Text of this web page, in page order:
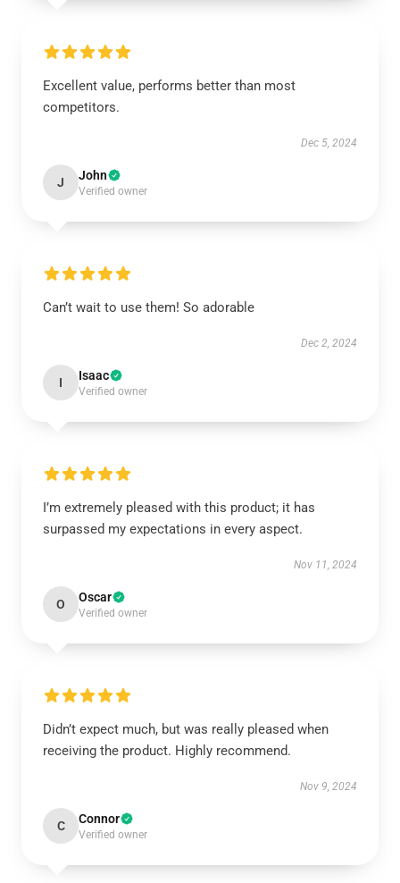
Excellent value, performs better than most
competitors.
Dec 5, 2024
J John
Verified owner
Can’t wait to use them! So adorable
Dec 2, 2024
I Isaac
Verified owner
I’m extremely pleased with this product; it has
surpassed my expectations in every aspect.
Nov 11, 2024
O Oscar
Verified owner
Didn’t expect much, but was really pleased when
receiving the product. Highly recommend.
Nov 9, 2024
C Connor
Verified owner